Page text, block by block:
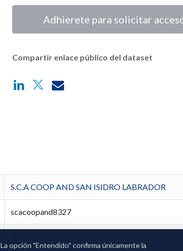
Adhierete para solicitar
Compartir enlace público del dataset
S.C.A COOP AND SAN ISIDRO LABRADOR
scacoopand8327
La opción "Entendido" confirma únicamente la